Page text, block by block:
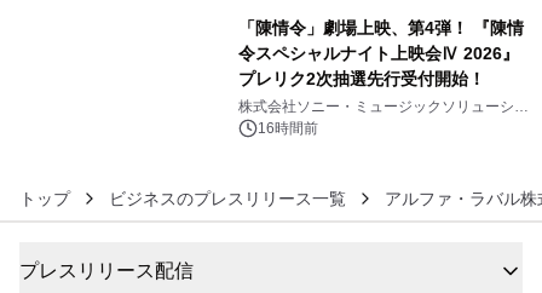
「陳情令」劇場上映、第4弾！ 『陳情
令スペシャルナイト上映会Ⅳ 2026』
プレリク2次抽選先行受付開始！
株式会社ソニー・ミュージックソリューショ
ンズ16時間前
トップ ビジネスのプレスリリース一覧 アルファ・ラバル株
プレスリリース配信